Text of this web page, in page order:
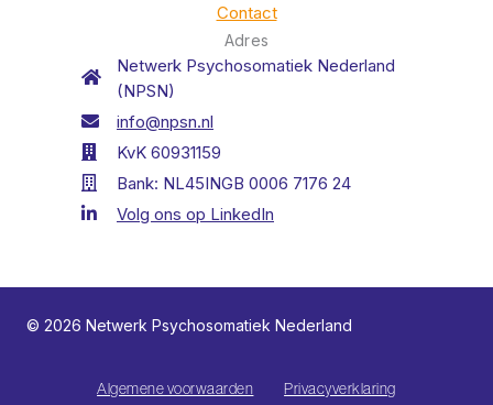
Contact
Adres
Netwerk Psychosomatiek Nederland
(NPSN)
info@npsn.nl
KvK 60931159
Bank: NL45INGB 0006 7176 24
Volg ons op LinkedIn
© 2026 Netwerk Psychosomatiek Nederland
Algemene voorwaarden Privacyverklaring